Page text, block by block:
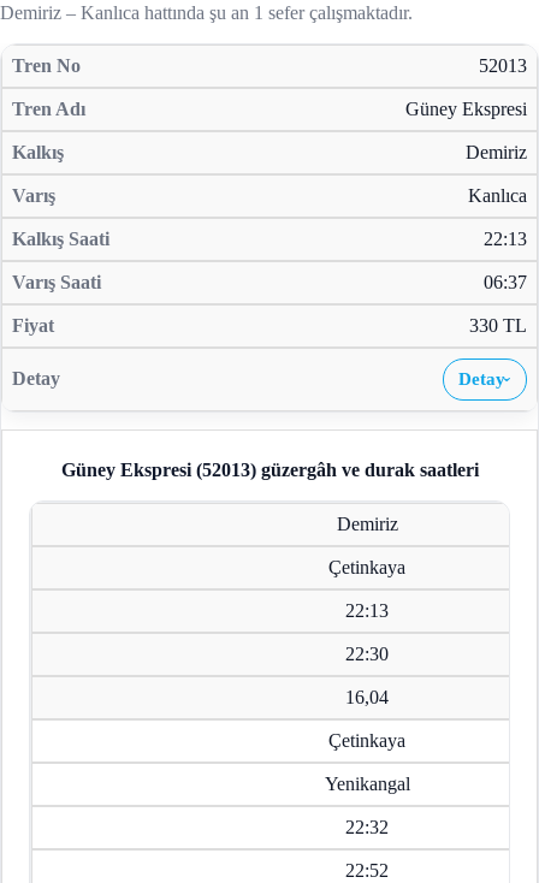
Demiriz – Kanlıca hattında şu an 1 sefer çalışmaktadır.
52013
Güney Ekspresi
Demiriz
Kanlıca
22:13
06:37
330 TL
Detay›
Güney Ekspresi (52013)güzergâh ve durak saatleri
Demiriz
Çetinkaya
22:13
22:30
16,04
Çetinkaya
Yenikangal
22:32
22:52